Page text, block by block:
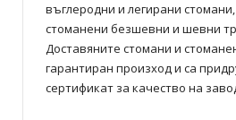
въглеродни и легирани
стоманени безшевни и шевни
Доставяните стомани и
гарантиран произход и са
сертификат за качество на